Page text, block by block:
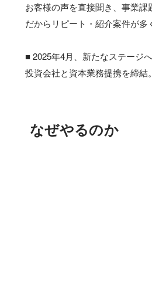
お客様の声を直接聞き、事業課
だからリピート・紹介案件が多
■ 2025年4月、新たなステージ
投資会社と資本業務提携を締
なぜやるのか